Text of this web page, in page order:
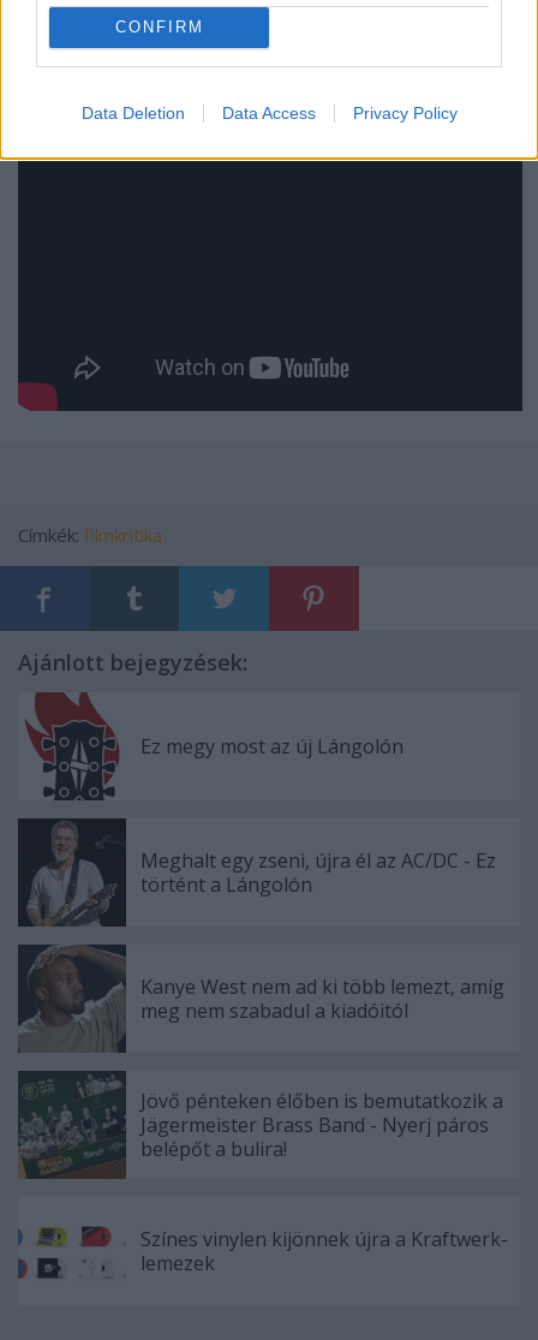
CONFIRM
Data Deletion Data Access Privacy Policy
Címkék: filmkritika
Ajánlott bejegyzések:
Ez megy most az új Lángolón
Meghalt egy zseni, újra él az AC/DC - Ez
történt a Lángolón
Kanye West nem ad ki több lemezt, amíg
meg nem szabadul a kiadóitól
Jövő pénteken élőben is bemutatkozik a
Jägermeister Brass Band - Nyerj páros
belépőt a bulira!
Színes vinylen kijönnek újra a Kraftwerk-
lemezek